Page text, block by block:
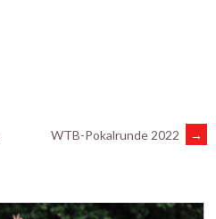
WTB-Pokalrunde 2022 →